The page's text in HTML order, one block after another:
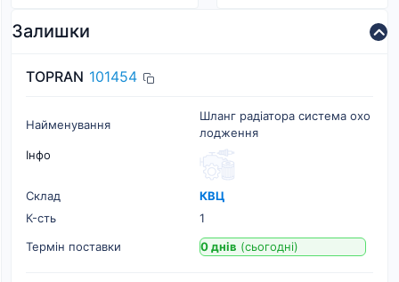
Залишки
TOPRAN 101454
Найменування
Шланг радіатора система охо
лодження
Інфо
Склад
КВЦ
К-cть
1
Термін поставки
0 днів (сьогодні)